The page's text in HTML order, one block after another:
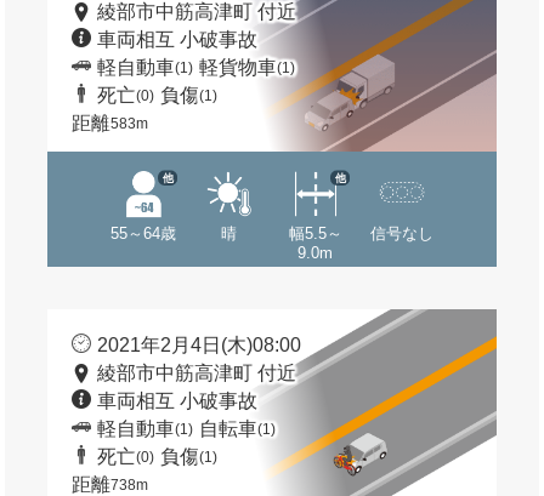
綾部市中筋高津町 付近
車両相互 小破事故
軽自動車(1) 軽貨物車(1)
死亡(0) 負傷(1)
距離583m
55～64歳
他
晴
幅5.5～
9.0m
他
信号なし
2021年2月4日(木)08:00
綾部市中筋高津町 付近
車両相互 小破事故
軽自動車(1) 自転車(1)
死亡(0) 負傷(1)
距離738m